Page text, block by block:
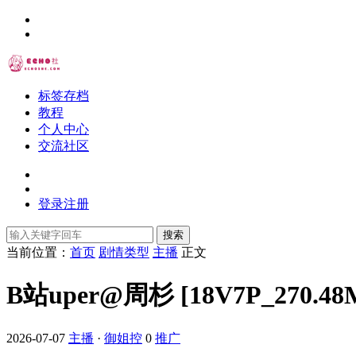
标签存档
教程
个人中心
交流社区
登录注册
搜索
当前位置： 首页 剧情类型 主播 正文
B站uper@周杉
2026-07-07 主播 · 御姐控 0 推广